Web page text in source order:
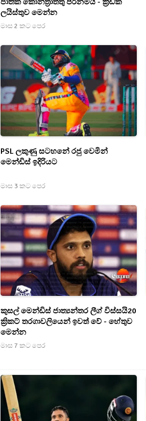
ලයිස්තුව මෙන්න
මාස 2 කට පෙර
PSL ලකුණු සටහනේ රජු වෙමින්
මෙන්ඩිස් ඉදිරියට
මාස 3 කට පෙර
කුසල් මෙන්ඩිස් ජාත්‍යන්තර ලීග් විස්සයි20
ක්‍රිකට් තරගාවලියෙන් ඉවත් වේ - හේතුව
මෙන්න
මාස 7 කට පෙර